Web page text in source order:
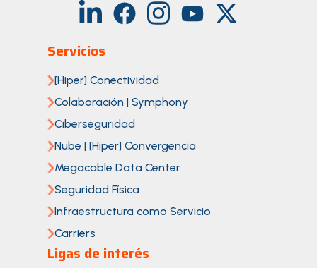
Servicios
[Hiper] Conectividad
Colaboración | Symphony
Ciberseguridad
Nube | [Hiper] Convergencia
Megacable Data Center
Seguridad Física
Infraestructura como Servicio
Carriers
Ligas de interés